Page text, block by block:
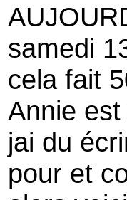
samedi
cela fait
Annie
jai du
pour et